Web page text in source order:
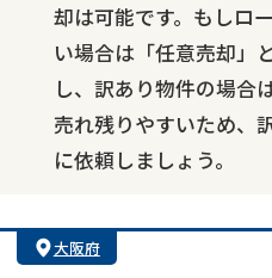
却は可能です。もしロ
い場合は「任意売却」
し、訳あり物件の場合
売れ残りやすいため、
に依頼しましょう。
大阪府